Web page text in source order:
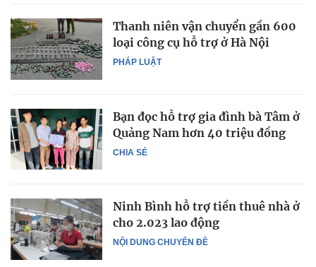
PHÁP LUẬT
Thanh niên vận chuyển gần 600
loại công cụ hỗ trợ ở Hà Nội
CHIA SẺ
Bạn đọc hỗ trợ gia đình bà Tâm ở
Quảng Nam hơn 40 triệu đồng
NỘI DUNG CHUYÊN ĐỀ
Ninh Bình hỗ trợ tiền thuê nhà ở
cho 2.023 lao động